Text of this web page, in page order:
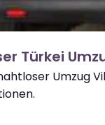
Türkei
Umzug